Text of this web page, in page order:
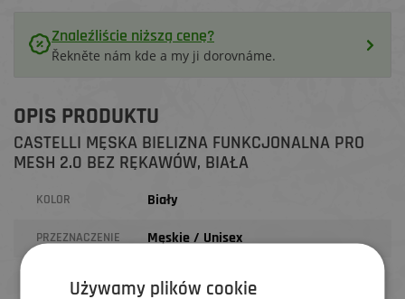
Znaleźliście niższą cenę?
Řekněte nám kde a my ji dorovnáme.
OPIS PRODUKTU
CASTELLI MĘSKA BIELIZNA FUNKCJONALNA PRO
MESH 2.0 BEZ RĘKAWÓW, BIAŁA
KOLOR Biały
PRZEZNACZENIE Męskie / Unisex
Używamy plików cookie